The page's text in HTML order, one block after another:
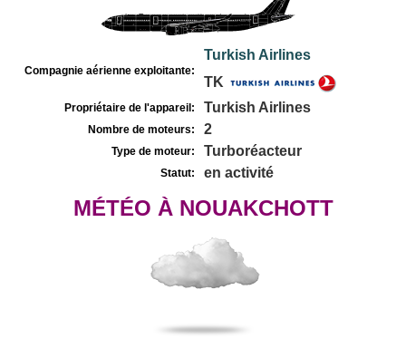
Compagnie aérienne exploitante:
Turkish Airlines
TK
Propriétaire de l'appareil: Turkish Airlines
Nombre de moteurs: 2
Type de moteur: Turboréacteur
Statut: en activité
MÉTÉO À NOUAKCHOTT